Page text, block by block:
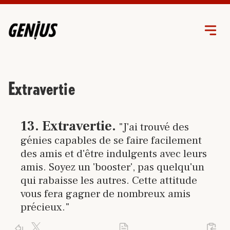
Extravertie
Cliquez sur le lien pour accéder
13. Extravertie. "J'ai trouvé des
génies capables de se faire facilement
des amis et d'être indulgents avec leurs
amis. Soyez un 'booster', pas quelqu'un
qui rabaisse les autres. Cette attitude
vous fera gagner de nombreux amis
précieux."